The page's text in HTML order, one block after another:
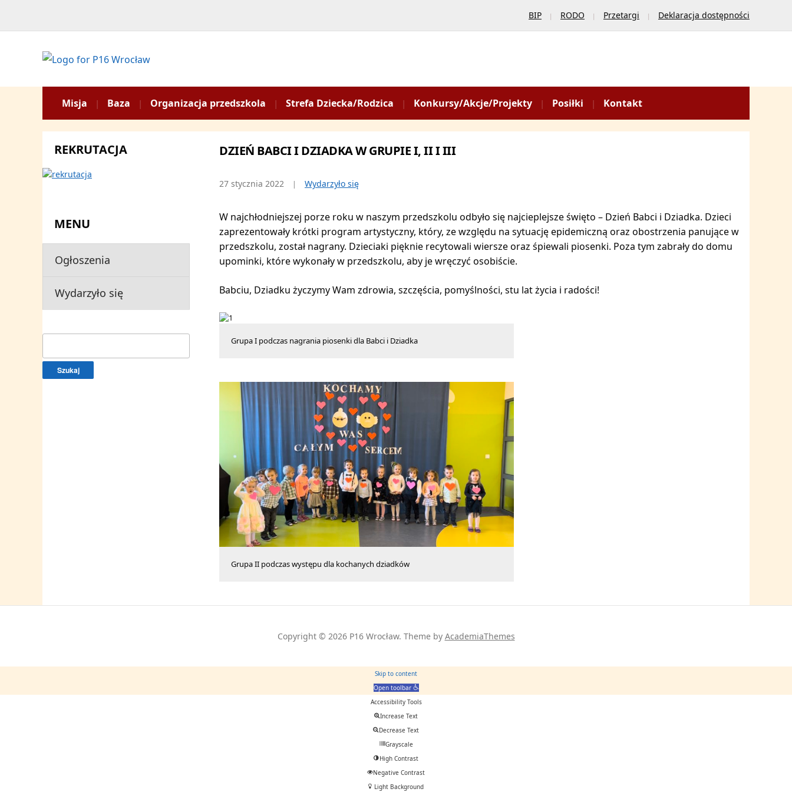
BIP RODO Przetargi Deklaracja dostępności
Misja Baza Organizacja przedszkola Strefa Dziecka/Rodzica Konkursy/Akcje/Projekty Posiłki Kontakt
REKRUTACJA
MENU
Ogłoszenia
Wydarzyło się
DZIEŃ BABCI I DZIADKA W GRUPIE I, II I III
27 stycznia 2022 Wydarzyło się
W najchłodniejszej porze roku w naszym przedszkolu odbyło się najcieplejsze święto – Dzień Babci i Dziadka. Dzieci
zaprezentowały krótki program artystyczny, który, ze względu na sytuację epidemiczną oraz obostrzenia panujące w
przedszkolu, został nagrany. Dzieciaki pięknie recytowali wiersze oraz śpiewali piosenki. Poza tym zabrały do domu
upominki, które wykonały w przedszkolu, aby je wręczyć osobiście.
Babciu, Dziadku życzymy Wam zdrowia, szczęścia, pomyślności, stu lat życia i radości!
Grupa I podczas nagrania piosenki dla Babci i Dziadka
Grupa II podczas występu dla kochanych dziadków
Copyright © 2026 P16 Wrocław. Theme by AcademiaThemes
Skip to content
Open toolbar
Accessibility Tools
Increase Text
Decrease Text
Grayscale
High Contrast
Negative Contrast
Light Background